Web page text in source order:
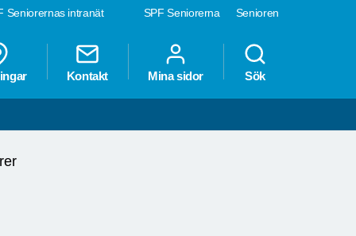
SPF Seniorerna Senioren
Seniorernas intranät
Kontakt Mina sidor Sök